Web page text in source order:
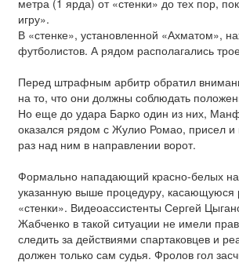
игру».
В «стенке», установленной «Ахматом»,
футболистов. А рядом располагались
Перед штрафным арбитр обратил
на то, что они должны соблюдать
Но еще до удара Барко один из них,
оказался рядом с Жулио Ромао, присел и
раз над ним в направлении ворот.
Формально нападающий красно-белых
указанную выше процедуру, касающуюся
«стенки». Видеоассистенты Сергей
Жабченко в такой ситуации не имели
следить за действиями спартаковцев и
должен только сам судья. Фролов гол